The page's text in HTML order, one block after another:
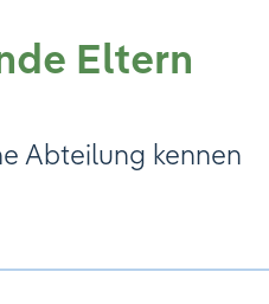
Eltern
Abteilung kennen